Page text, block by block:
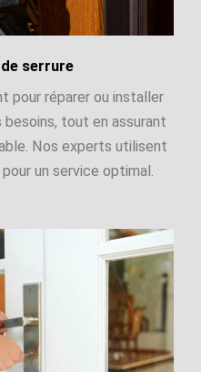
serrure
pour réparer ou installer
tout en assurant
Nos experts utilisent
un service optimal.